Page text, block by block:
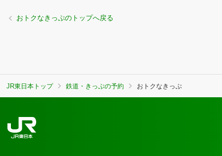
おトクなきっぷのトップへ戻る
JR東日本トップ 鉄道・きっぷの予約 おトクなきっぷ